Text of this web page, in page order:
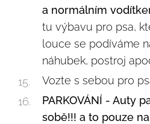
a normálním
tu výbavu pro psa,
louce se podíváme
náhubek, postroj
Vozte s sebou pro
PARKOVÁNÍ - Auty
sobě!!! a to pouze